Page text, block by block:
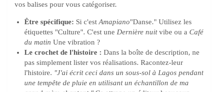
vos balises pour vous catégoriser.
Être spécifique: Si c'est Amapiano"Danse." Utilisez les
étiquettes "Culture". C'est une Dernière nuitvibe ou a Café
du matin Une vibration ?
Le crochet de l'histoire : Dans la boîte de description, ne
pas simplement lister vos réalisations. Racontez-leur
l'histoire. "J'ai écrit ceci dans un sous-sol à Lagos pendant
une tempête de pluie en utilisant un échantillon de ma